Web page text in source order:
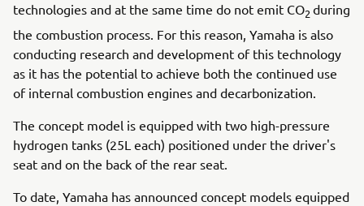
technologies and at the same time do not emit CO2during
the combustion process. For this reason, Yamaha is also
conducting research and development of this technology
as it has the potential to achieve both the continued use
of internal combustion engines and decarbonization.
The concept model is equipped with two high-pressure
hydrogen tanks (25L each) positioned under the driver's
seat and on the back of the rear seat.
To date, Yamaha has announced concept models equipped